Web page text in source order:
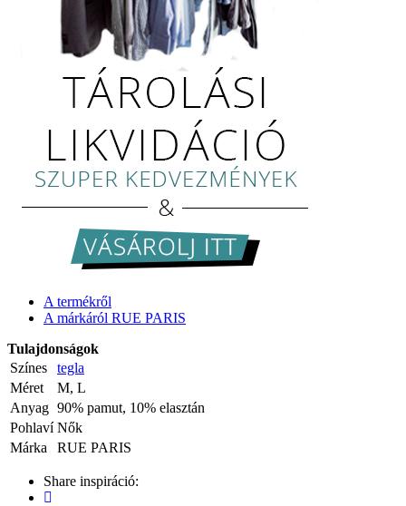
A termékről
A márkáról RUE PARIS
Tulajdonságok
Színes
tegla
Méret
M, L
Anyag 90% pamut, 10% elasztán
Pohlaví Nők
Márka
RUE PARIS
Share inspiráció: